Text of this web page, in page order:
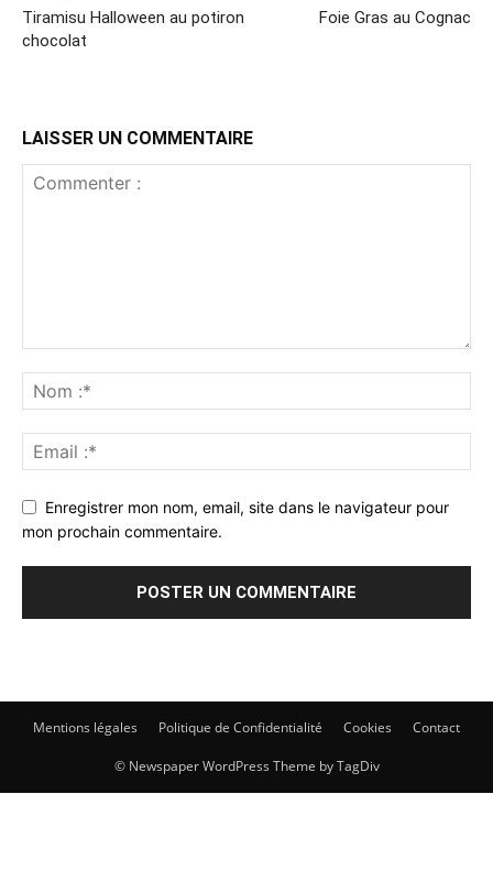
Tiramisu Halloween au potiron
chocolat
Foie Gras au Cognac
LAISSER UN COMMENTAIRE
Enregistrer mon nom, email, site dans le navigateur pour
mon prochain commentaire.
Mentions légales Politique de Confidentialité Cookies Contact
© Newspaper WordPress Theme by TagDiv